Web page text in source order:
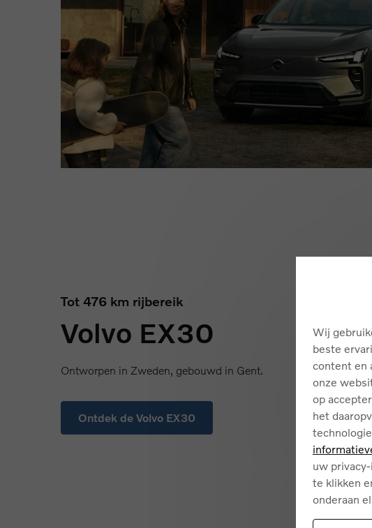
Tot 476 km rijbereik
Volvo EX30
Ontworpen in Zweden, gebouwd in Gent.
Ontdek de Volvo EX30
Wij
beste
content en
onze
op
het
uw
te klikken
onderaan